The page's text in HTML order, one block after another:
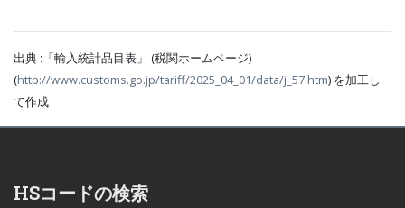
出典 :「輸入統計品目表」 (税関ホームページ)
(http://www.customs.go.jp/tariff/2025_04_01/data/j_57.htm) を加工し
て作成
HSコードの検索